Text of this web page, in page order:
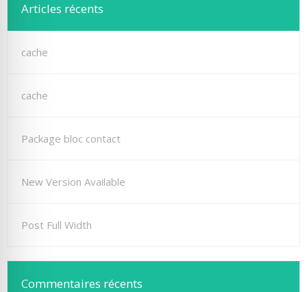
Articles récents
cache
cache
Package bloc contact
New Version Available
Post Full Width
Commentaires récents